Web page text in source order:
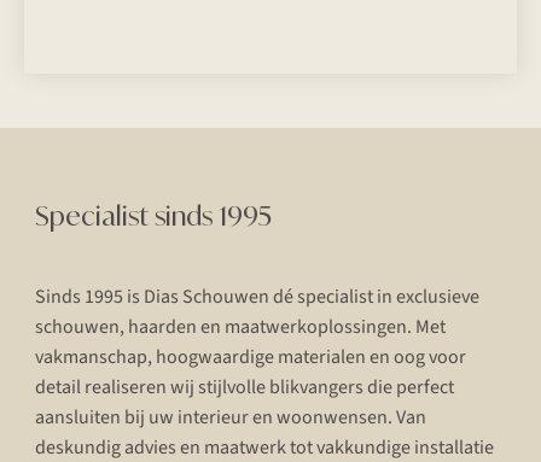
Specialist sinds 1995
Sinds 1995 is Dias Schouwen dé specialist in exclusieve
schouwen, haarden en maatwerkoplossingen. Met
vakmanschap, hoogwaardige materialen en oog voor
detail realiseren wij stijlvolle blikvangers die perfect
aansluiten bij uw interieur en woonwensen. Van
deskundig advies en maatwerk tot vakkundige installatie